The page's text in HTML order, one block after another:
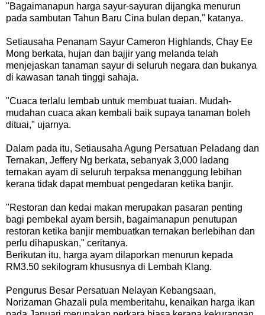
"Bagaimanapun harga sayur-sayuran dijangka menurun
pada sambutan Tahun Baru Cina bulan depan," katanya.
Setiausaha Penanam Sayur Cameron Highlands, Chay Ee
Mong berkata, hujan dan bajjir yang melanda telah
menjejaskan tanaman sayur di seluruh negara dan bukanya
di kawasan tanah tinggi sahaja.
"Cuaca terlalu lembab untuk membuat tuaian. Mudah-
mudahan cuaca akan kembali baik supaya tanaman boleh
dituai," ujarnya.
Dalam pada itu, Setiausaha Agung Persatuan Peladang dan
Ternakan, Jeffery Ng berkata, sebanyak 3,000 ladang
ternakan ayam di seluruh terpaksa menanggung lebihan
kerana tidak dapat membuat pengedaran ketika banjir.
"Restoran dan kedai makan merupakan pasaran penting
bagi pembekal ayam bersih, bagaimanapun penutupan
restoran ketika banjir membuatkan ternakan berlebihan dan
perlu dihapuskan," ceritanya.
Berikutan itu, harga ayam dilaporkan menurun kepada
RM3.50 sekilogram khususnya di Lembah Klang.
Pengurus Besar Persatuan Nelayan Kebangsaan,
Norizaman Ghazali pula memberitahu, kenaikan harga ikan